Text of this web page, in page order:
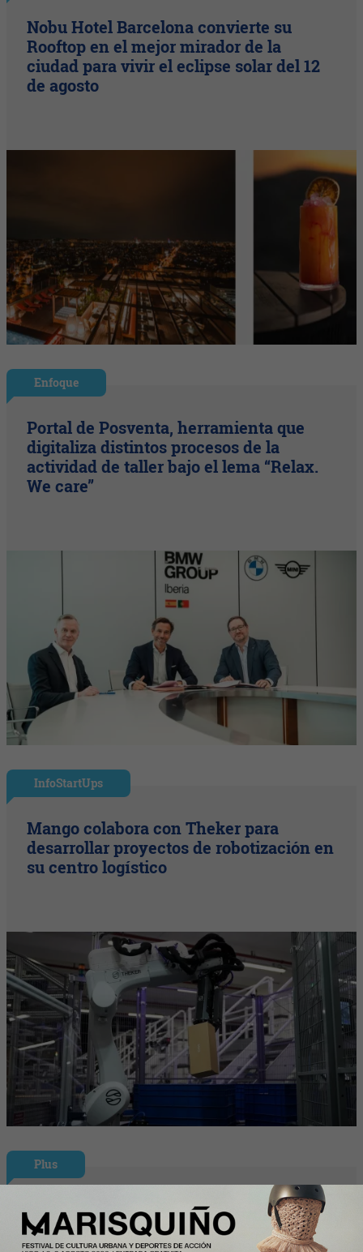
Nobu Hotel Barcelona convierte su
Rooftop en el mejor mirador de la
ciudad para vivir el eclipse solar del 12
de agosto
Enfoque
Portal de Posventa, herramienta que
digitaliza distintos procesos de la
actividad de taller bajo el lema “Relax.
We care”
InfoStartUps
Mango colabora con Theker para
desarrollar proyectos de robotización en
su centro logístico
Plus
La desconexión digital sigue siendo
asignatura pendiente: el 46% de los